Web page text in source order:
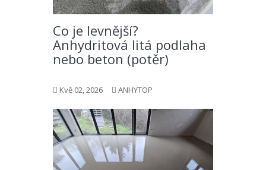
Co je levnější?
Anhydritová litá podlaha
nebo beton (potěr)
Kvě 02, 2026 ANHYTOP